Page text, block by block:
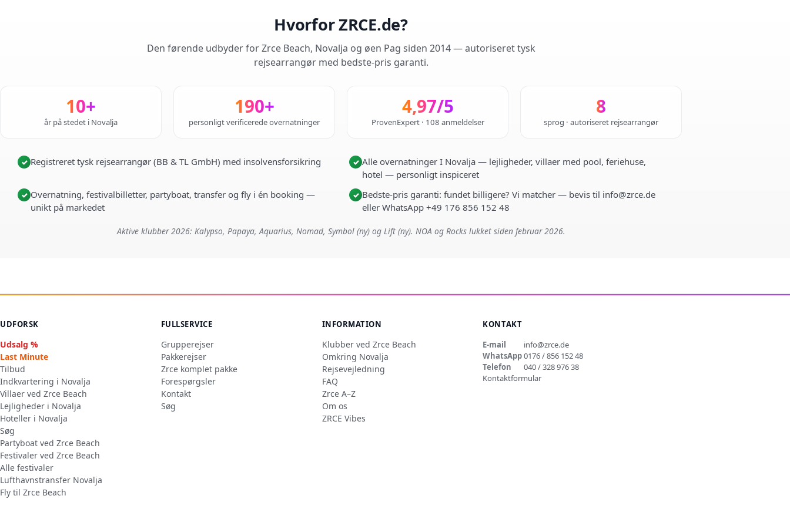
Hvorfor ZRCE.de?
Den førende udbyder for Zrce Beach, Novalja og øen Pag siden 2014 — autoriseret tysk
rejsearrangør med bedste-pris garanti.
10+
år på stedet i Novalja
190+
personligt verificerede overnatninger
4,97/5
ProvenExpert · 108 anmeldelser
8
sprog · autoriseret rejsearrangør
✓ Registreret tysk rejsearrangør (BB & TL GmbH) med insolvensforsikring ✓ Alle overnatninger I Novalja — lejligheder, villaer med pool, feriehuse,
hotel — personligt inspiceret
✓ Overnatning, festivalbilletter, partyboat, transfer og fly i én booking —
unikt på markedet
✓ Bedste-pris garanti: fundet billigere? Vi matcher — bevis til info@zrce.de
eller WhatsApp +49 176 856 152 48
Aktive klubber 2026: Kalypso, Papaya, Aquarius, Nomad, Symbol (ny) og Lift (ny). NOA og Rocks lukket siden februar 2026.
UDFORSK
Udsalg %
Last Minute
Tilbud
Indkvartering i Novalja
Villaer ved Zrce Beach
Lejligheder i Novalja
Hoteller i Novalja
Søg
Partyboat ved Zrce Beach
Festivaler ved Zrce Beach
Alle festivaler
Lufthavnstransfer Novalja
Fly til Zrce Beach
FULLSERVICE
Grupperejser
Pakkerejser
Zrce komplet pakke
Forespørgsler
Kontakt
Søg
INFORMATION
Klubber ved Zrce Beach
Omkring Novalja
Rejsevejledning
FAQ
Zrce A–Z
Om os
ZRCE Vibes
KONTAKT
E-mail
info@zrce.de
WhatsApp0176 / 856 152 48
Telefon
040 / 328 976 38
Kontaktformular